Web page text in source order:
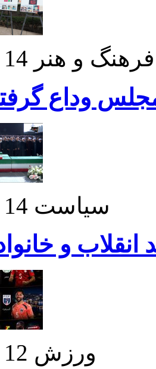
فرهنگ و هنر 14 تیر 1405
وداع
سیاست 14 تیر 1405
انقلاب و
ورزش 12 تیر 1405